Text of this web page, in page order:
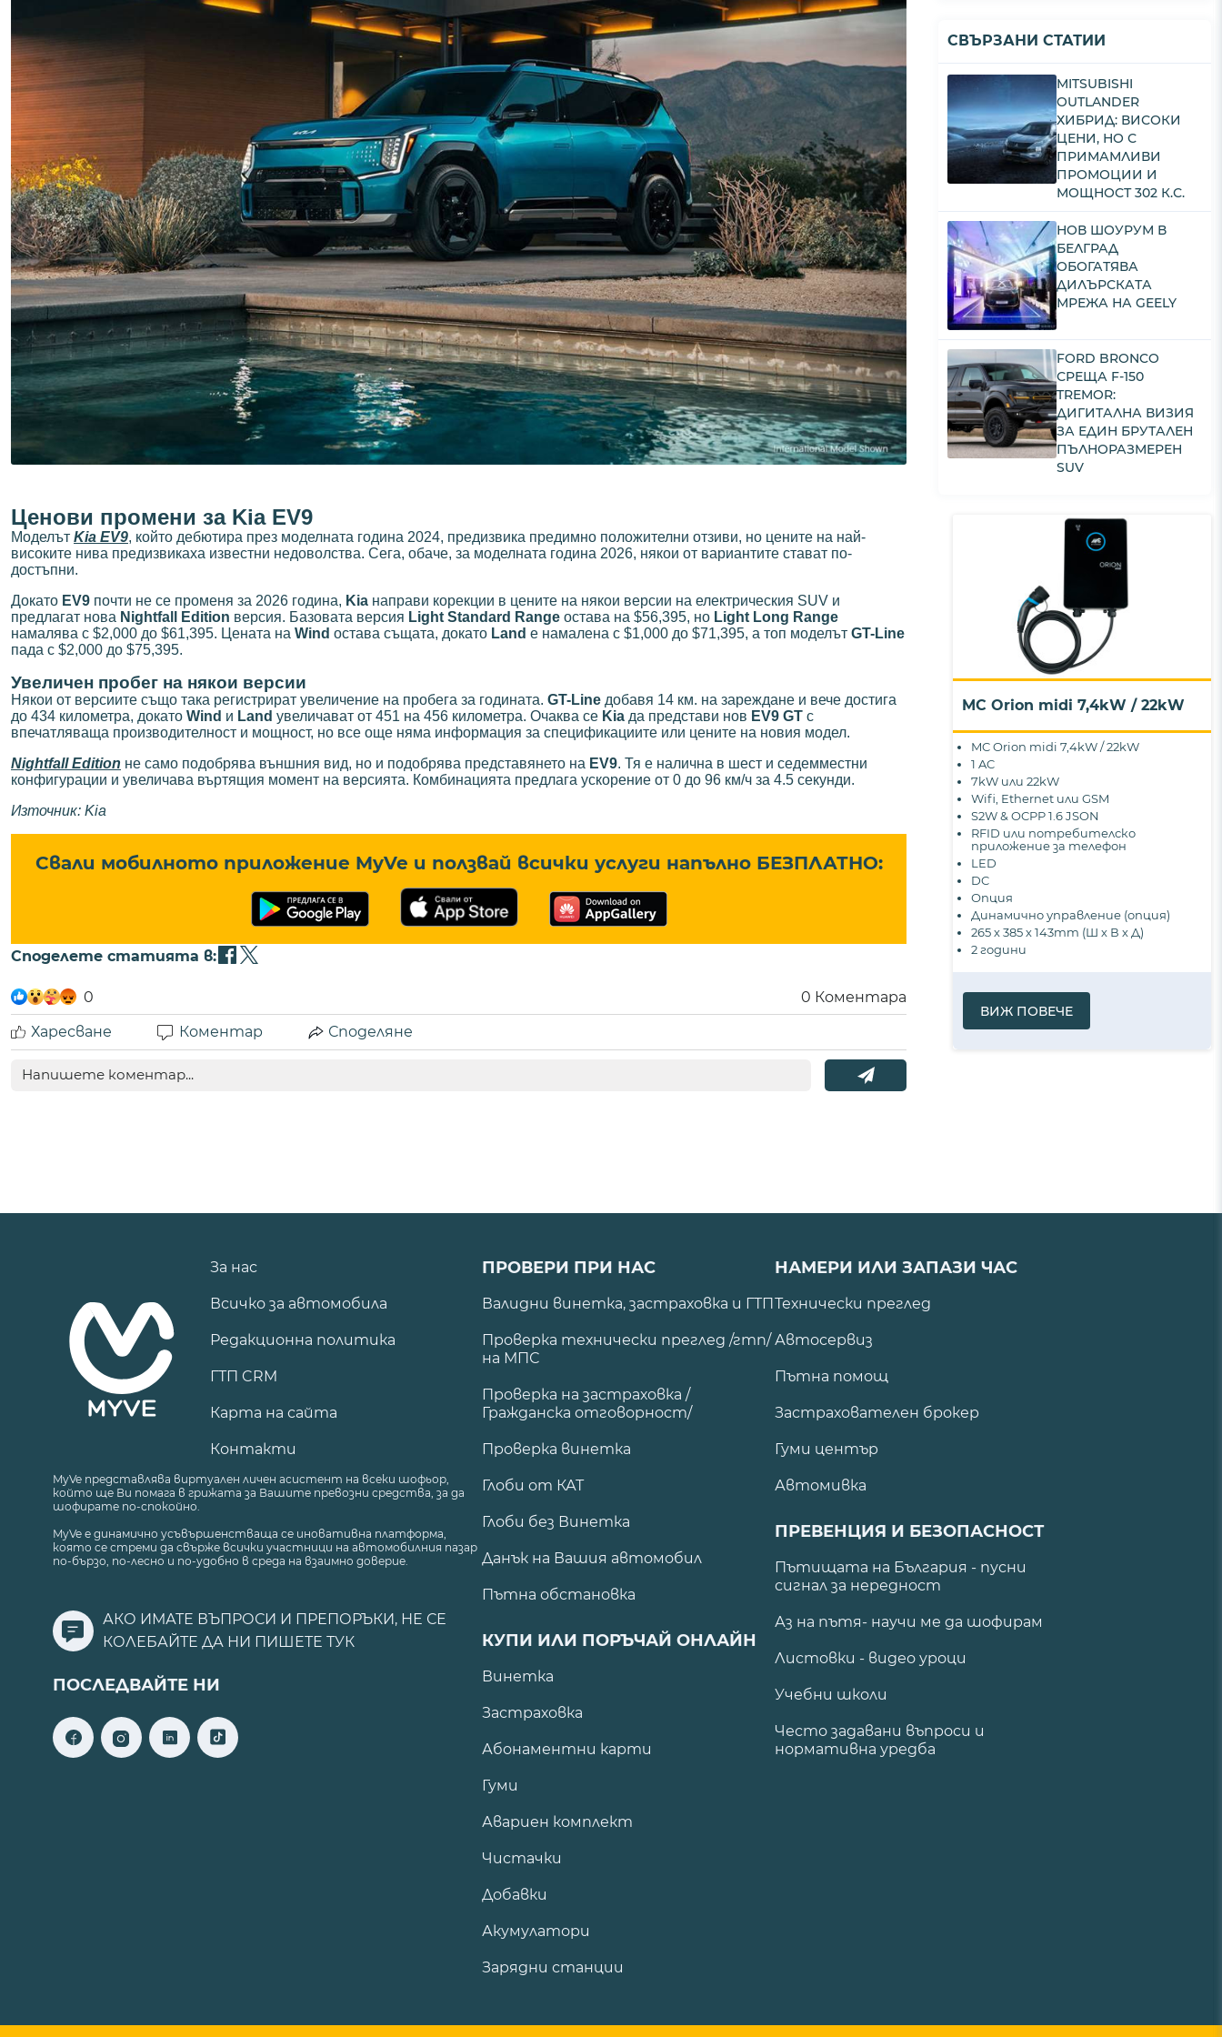
Ценови промени за Kia EV9
Моделът Kia EV9, който дебютира през моделната година 2024, предизвика предимно положителни отзиви, но цените на най-
високите нива предизвикаха известни недоволства. Сега, обаче, за моделната година 2026, някои от вариантите стават по-
достъпни.
Докато EV9 почти не се променя за 2026 година, Kia направи корекции в цените на някои версии на електрическия SUV и
предлагат нова Nightfall Edition версия. Базовата версия Light Standard Range остава на $56,395, но Light Long Range
намалява с $2,000 до $61,395. Цената на Wind остава същата, докато Land е намалена с $1,000 до $71,395, а топ моделът GT-Line
пада с $2,000 до $75,395.
Увеличен пробег на някои версии
Някои от версиите също така регистрират увеличение на пробега за годината. GT-Line добавя 14 км. на зареждане и вече достига
до 434 километра, докато Wind и Land увеличават от 451 на 456 километра. Очаква се Kia да представи нов EV9 GT с
впечатляваща производителност и мощност, но все още няма информация за спецификациите или цените на новия модел.
Nightfall Edition не само подобрява външния вид, но и подобрява представянето на EV9. Тя е налична в шест и седемместни
конфигурации и увеличава въртящия момент на версията. Комбинацията предлага ускорение от 0 до 96 км/ч за 4.5 секунди.
Източник: Kia
Свали мобилното приложение MyVe и ползвай всички услуги напълно БЕЗПЛАТНО:
Споделете статията в:
0 0 Коментара
Харесване
Коментар Споделяне
СВЪРЗАНИ СТАТИИ
MITSUBISHI
OUTLANDER
ХИБРИД: ВИСОКИ
ЦЕНИ, НО С
ПРИМАМЛИВИ
ПРОМОЦИИ И
МОЩНОСТ 302 К.С.
НОВ ШОУРУМ В
БЕЛГРАД
ОБОГАТЯВА
ДИЛЪРСКАТА
МРЕЖА НА GEELY
FORD BRONCO
СРЕЩА F-150
TREMOR:
ДИГИТАЛНА ВИЗИЯ
ЗА ЕДИН БРУТАЛЕН
ПЪЛНОРАЗМЕРЕН
SUV
MC Orion midi 7,4kW / 22kW
MC Orion midi 7,4kW / 22kW
1 AC
7kW или 22kW
Wifi, Ethernet или GSM
S2W & OCPP 1.6 JSON
RFID или потребителско
приложение за телефон
LED
DC
Опция
Динамично управление (опция)
265 х 385 х 143mm (Ш х В х Д)
2 години
ВИЖ ПОВЕЧЕ
За нас
Всичко за автомобила
Редакционна политика
ГТП CRM
Карта на сайта
Контакти
MyVe представлява виртуален личен асистент на всеки шофьор,
който ще Ви помага в грижата за Вашите превозни средства, за да
шофирате по-спокойно.
MyVe е динамично усъвършенстваща се иновативна платформа,
която се стреми да свърже всички участници на автомобилния пазар
по-бързо, по-лесно и по-удобно в среда на взаимно доверие.
АКО ИМАТЕ ВЪПРОСИ И ПРЕПОРЪКИ, НЕ СЕ
КОЛЕБАЙТЕ ДА НИ ПИШЕТЕ ТУК
ПОСЛЕДВАЙТЕ НИ
ПРОВЕРИ ПРИ НАС
Валидни винетка, застраховка и ГТП
Проверка технически преглед /гтп/
на МПС
Проверка на застраховка /
Гражданска отговорност/
Проверка винетка
Глоби от КАТ
Глоби без Винетка
Данък на Вашия автомобил
Пътна обстановка
КУПИ ИЛИ ПОРЪЧАЙ ОНЛАЙН
Винетка
Застраховка
Абонаментни карти
Гуми
Авариен комплект
Чистачки
Добавки
Акумулатори
Зарядни станции
НАМЕРИ ИЛИ ЗАПАЗИ ЧАС
Технически преглед
Автосервиз
Пътна помощ
Застрахователен брокер
Гуми център
Автомивка
ПРЕВЕНЦИЯ И БЕЗОПАСНОСТ
Пътищата на България - пусни
сигнал за нередност
Аз на пътя- научи ме да шофирам
Листовки - видео уроци
Учебни школи
Често задавани въпроси и
нормативна уредба